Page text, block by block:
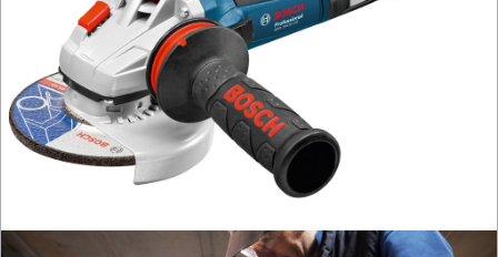
szlifierki
budowlane
szlifierki
kątowe